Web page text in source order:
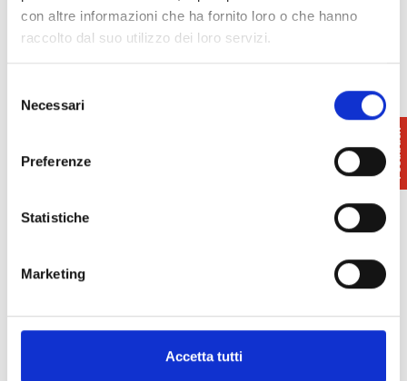
con altre informazioni che ha fornito loro o che hanno
raccolto dal suo utilizzo dei loro servizi.
delNecessari
Preferenze
Statistiche
Marketing
Accetta tutti
insieme la musica, i sapori e le tradizioni di
Castelnuovo Val di Cecina.